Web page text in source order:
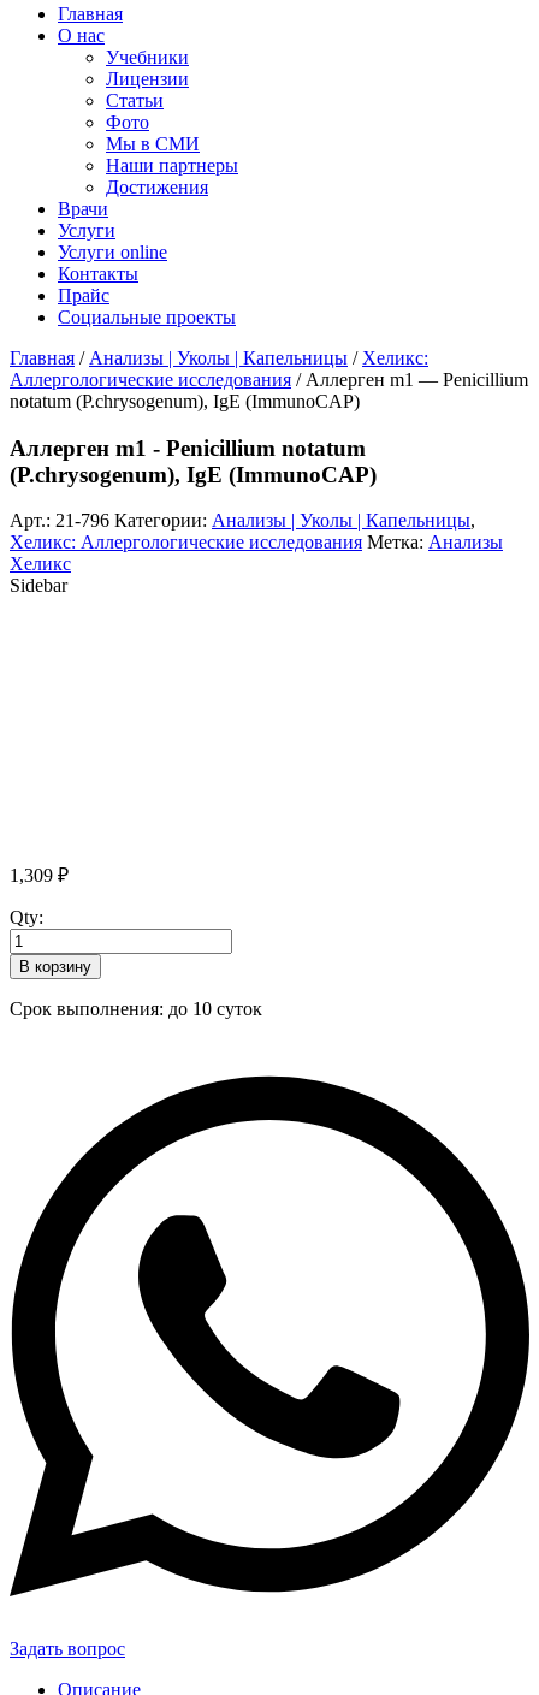
Главная
О нас
Учебники
Лицензии
Статьи
Фото
Мы в СМИ
Наши партнеры
Достижения
Врачи
Услуги
Услуги online
Контакты
Прайс
Социальные проекты
Главная / Анализы | Уколы | Капельницы / Хеликс:
Аллергологические исследования / Аллерген m1 — Penicillium
notatum (P.chrysogenum), IgE (ImmunoCAP)
Аллерген m1 - Penicillium notatum
(P.chrysogenum), IgE (ImmunoCAP)
Арт.: 21-796 Категории: Анализы | Уколы | Капельницы,
Хеликс: Аллергологические исследования Метка: Анализы
Хеликс
Sidebar
1,309 ₽
Qty:
В корзину
Срок выполнения: до 10 суток
Задать вопрос
Описание